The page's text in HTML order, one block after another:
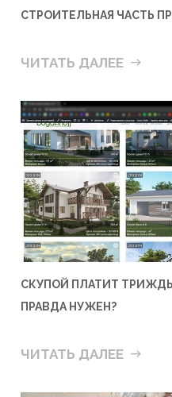
СТРОИТЕЛЬНАЯ ЧАСТЬ
ЧИТАТЬ ДАЛЕЕ
СКУПОЙ ПЛАТИТ
ПРАВДА НУЖЕН?
ЧИТАТЬ ДАЛЕЕ